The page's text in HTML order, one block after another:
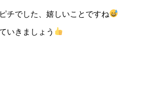
チでした、嬉しいことですね
いきましょう